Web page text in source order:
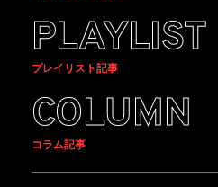
PLAYLIST
プレイリスト記事
COLUMN
コラム記事